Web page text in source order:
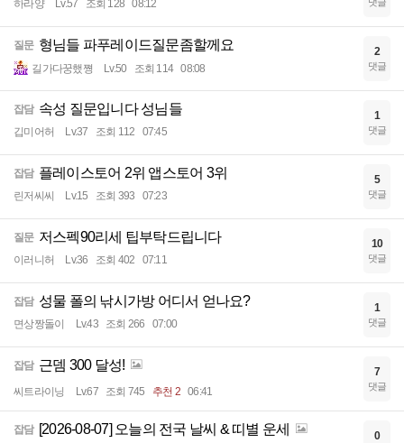
하라양 Lv.57 조회 128 08:12
질문 형님들 파푸레이드질문좀할께요
길가다꿍했쪙 Lv.50 조회 114 08:08
2
댓글
잡담 속성 질문입니다 성님들
깁미어허 Lv.37 조회 112 07:45
1
댓글
잡담 플레이스토어 2위 앱스토어 3위
린저씨씨 Lv.15 조회 393 07:23
5
댓글
질문 저스펙90리세 팁부탁드립니다
이러니허 Lv.36 조회 402 07:11
10
댓글
잡담 성물 폴의 낚시가방 어디서 얻나요?
면상짱돌이 Lv.43 조회 266 07:00
1
댓글
잡담 근뎀 300 달성!
씨트라이닝 Lv.67 조회 745 추천 2 06:41
7
댓글
잡담 [2026-08-07] 오늘의 전국 날씨 & 띠별 운세 0